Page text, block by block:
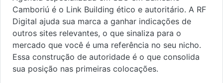
Camboriú é o Link Building ético e autoritário. A RF
Digital ajuda sua marca a ganhar indicações de
outros sites relevantes, o que sinaliza para o
mercado que você é uma referência no seu nicho.
Essa construção de autoridade é o que consolida
sua posição nas primeiras colocações.